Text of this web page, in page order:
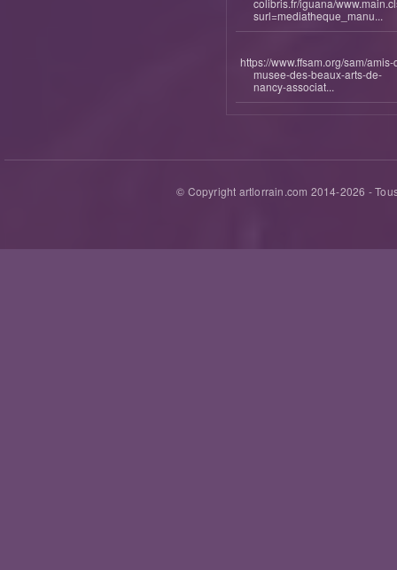
colibris.fr/iguana/
surl=mediatheque_manu...
https://www.ffsam.org/sam/amis-
musee-des-beaux-arts-de-
nancy-associat...
© Copyright artlorrain.com 2014-2026 -